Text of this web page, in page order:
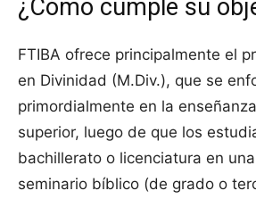
¿Cómo cumple su
FTIBA ofrece principalmente el
en Divinidad (M.Div.), que se
primordialmente en la
superior, luego de que los
bachillerato o licenciatura en
seminario bíblico (de grado o